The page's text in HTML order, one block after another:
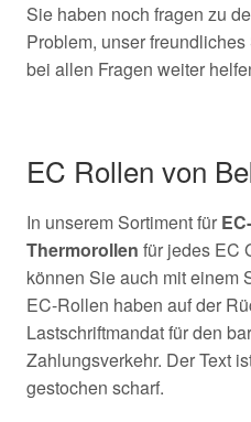
Sie haben noch fragen zu
Problem, unser
bei allen Fragen weiter
EC Rollen von
In unserem Sortiment für
Thermorollen für jedes EC
können Sie auch mit einem
EC-Rollen haben auf der
Lastschriftmandat für den
Zahlungsverkehr. Der Text
gestochen scharf.